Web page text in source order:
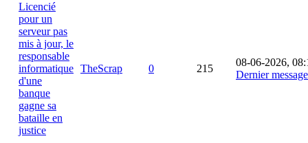
Licencié
pour un
serveur pas
mis à jour, le
responsable
informatique
d'une
banque
gagne sa
bataille en
justice
TheScrap 0 215
08-06-2026,
Dernier message